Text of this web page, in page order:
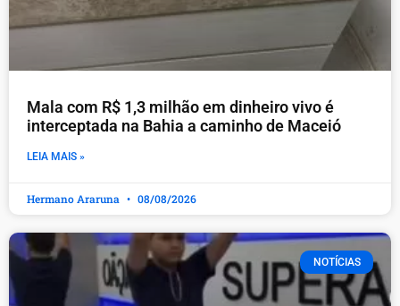
Mala com R$ 1,3 milhão em dinheiro vivo é
interceptada na Bahia a caminho de Maceió
LEIA MAIS »
Hermano Araruna 08/08/2026
NOTÍCIAS